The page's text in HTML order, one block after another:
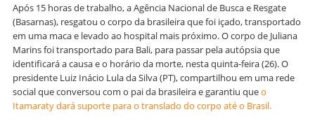
Após 15 horas de trabalho, a Agência Nacional de Busca e Resgate
(Basarnas), resgatou o corpo da brasileira que foi içado, transportado
em uma maca e levado ao hospital mais próximo. O corpo de Juliana
Marins foi transportado para Bali, para passar pela autópsia que
identificará a causa e o horário da morte, nesta quinta-feira (26). O
presidente Luiz Inácio Lula da Silva (PT), compartilhou em uma rede
social que conversou com o pai da brasileira e garantiu queo
Itamaraty dará suporte para o translado do corpo até o Brasil.